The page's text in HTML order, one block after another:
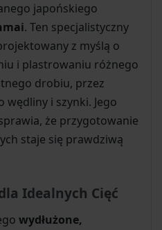
japońskiego
. Ten specjalistyczny
z myślą o
i plastrowaniu różnego
drobiu, przez
wędliny i szynki. Jego
że przygotowanie
staje się prawdziwą
Idealnych Cięć
wydłużone,